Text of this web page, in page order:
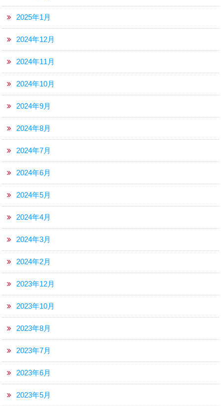
2025年1月
2024年12月
2024年11月
2024年10月
2024年9月
2024年8月
2024年7月
2024年6月
2024年5月
2024年4月
2024年3月
2024年2月
2023年12月
2023年10月
2023年8月
2023年7月
2023年6月
2023年5月